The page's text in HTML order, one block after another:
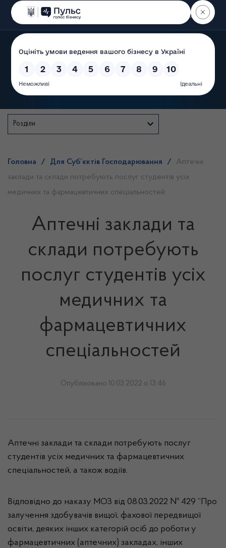
Пошук
Розділи
Головна / Для Суб’єктів Господарювання /
Аптечні
заклади та склади потребують послуг студентів усіх
медичних та фармацевтичних спеціальностей
Аптечні заклади та
склади потребують
послуг студентів усіх
медичних та
фармацевтичних
спеціальностей
Опубліковано 10.03.2022 о 13:46
Аптечні заклади та склади потребують послуг
студентів усіх медичних та фармацевтичних
спеціальностей, а також водіїв.
Відповідно до наказу МОЗ від 08.03.2022 № 429 “Про
залучення здобувачів вищої, фахової передвищої
освіти, деяких інших категорій осіб до роботи у
фармацевтичних (аптечних) закладах, інших